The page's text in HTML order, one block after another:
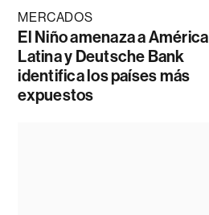
MERCADOS
El Niño amenaza a América
Latina y Deutsche Bank
identifica los países más
expuestos